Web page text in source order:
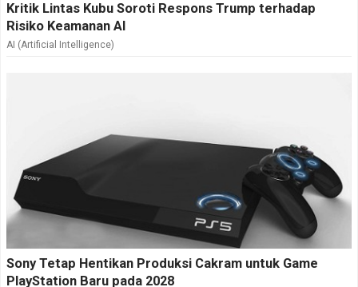
Kritik Lintas Kubu Soroti Respons Trump terhadap
Risiko Keamanan AI
AI (Artificial Intelligence)
Sony Tetap Hentikan Produksi Cakram untuk Game
PlayStation Baru pada 2028